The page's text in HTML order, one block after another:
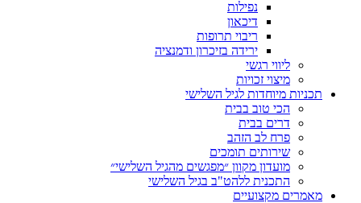
ריבוי תרופות
ירידה בזיכרון ודמנציה
מיצוי זכויות
מיוחדות לגיל השלישי
הכי טוב בבית
דרים בבית
פרח לב הזהב
שירותים תומכים
מועדון מקוון ״מפגשים מהגיל השלישי״
התכנית ללהט"ב בגיל השלישי
מקצועיים